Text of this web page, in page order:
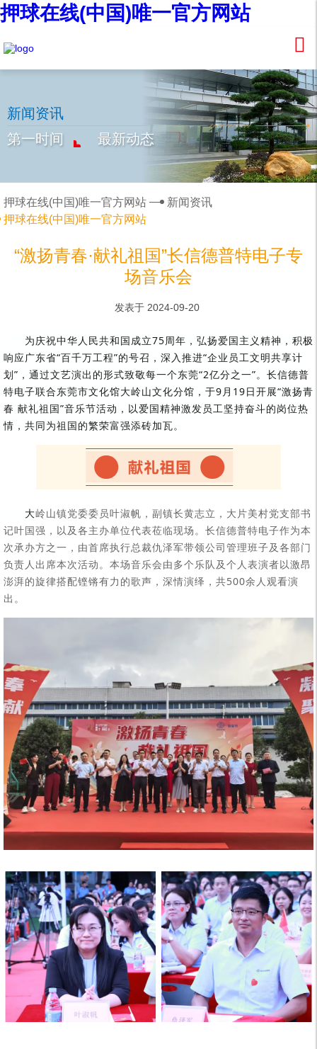
押球在线(中国)唯一官方网站
新闻资讯
第一时间
最新动态
押球在线(中国)唯一官方网站
新闻资讯
押球在线(中国)唯一官方网站
“激扬青春·献礼祖国”长信德普特电子专
场音乐会
发表于 2024-09-20
为庆祝中华人民共和国成立75周年，弘扬爱国主义精神，积极
响应广东省“百千万工程”的号召，深入推进“企业员工文明共享计
划”，通过文艺演出的形式致敬每一个东莞“2亿分之一”。长信德普
特电子联合东莞市文化馆大岭山文化分馆，于9月19日开展“激扬青
春 献礼祖国”音乐节活动，以爱国精神激发员工坚持奋斗的岗位热
情，共同为祖国的繁荣富强添砖加瓦。
大岭山镇党委委员叶淑帆，副镇长黄志立，大片美村党支部书
记叶国强，以及各主办单位代表莅临现场。长信德普特电子作为本
次承办方之一，由首席执行总裁仇泽军带领公司管理班子及各部门
负责人出席本次活动。本场音乐会由多个乐队及个人表演者以激昂
澎湃的旋律搭配铿锵有力的歌声，深情演绎，共500余人观看演
出。